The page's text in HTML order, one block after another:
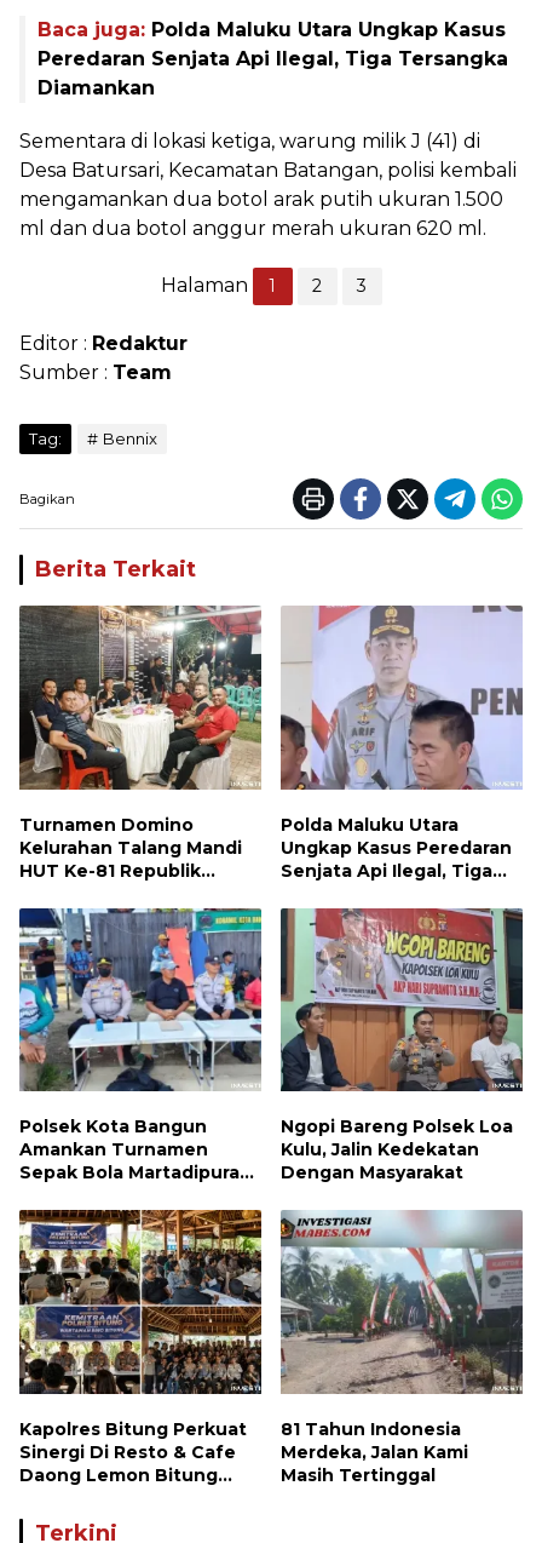
Baca juga: Polda Maluku Utara Ungkap Kasus
Peredaran Senjata Api Ilegal, Tiga Tersangka
Diamankan
Sementara di lokasi ketiga, warung milik J (41) di
Desa Batursari, Kecamatan Batangan, polisi kembali
mengamankan dua botol arak putih ukuran 1.500
ml dan dua botol anggur merah ukuran 620 ml.
Halaman 1 2 3
Editor : Redaktur
Sumber : Team
Tag: Bennix
Bagikan
Berita Terkait
Turnamen Domino
Kelurahan Talang Mandi
HUT Ke-81 Republik
Polda Maluku Utara
Ungkap Kasus Peredaran
Senjata Api Ilegal, Tiga
Polsek Kota Bangun
Amankan Turnamen
Sepak Bola Martadipura
Ngopi Bareng Polsek Loa
Kulu, Jalin Kedekatan
Dengan Masyarakat
Kapolres Bitung Perkuat
Sinergi Di Resto & Cafe
Daong Lemon Bitung
81 Tahun Indonesia
Merdeka, Jalan Kami
Masih Tertinggal
Terkini